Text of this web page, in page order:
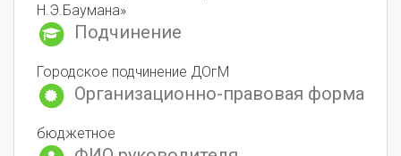
Н.Э.Баумана»
Подчинение
Городское подчинение ДОгМ
Организационно-правовая форма
бюджетное